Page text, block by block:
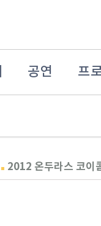
공연 프
2012 온두라스 코이